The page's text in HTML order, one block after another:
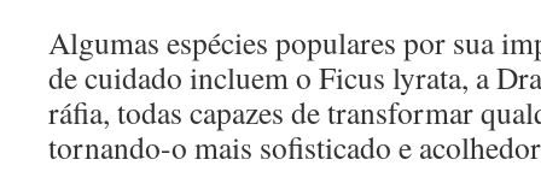
Algumas espécies populares por sua
de cuidado incluem o Ficus lyrata, a
ráfia, todas capazes de transformar
tornando-o mais sofisticado e